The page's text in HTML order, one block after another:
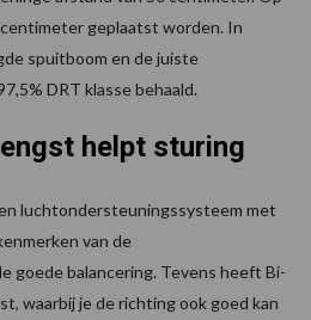
geplaatst worden. In
spuitboom en de juiste
DRT klasse behaald.
helpt sturing
luchtondersteuningssysteem met
van de
goede balancering. Tevens heeft Bi-
waarbij je de richting ook goed kan